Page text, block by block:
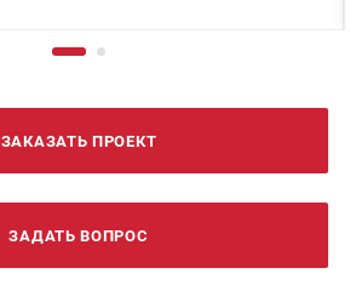
ЗАКАЗАТЬ ПРОЕКТ
ЗАДАТЬ ВОПРОС